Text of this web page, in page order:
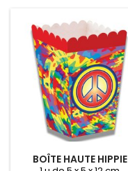
BOÎTE HAUTE HIPPIE